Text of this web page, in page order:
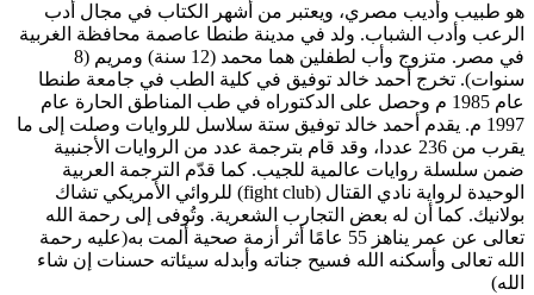
هو طبيب وأديب مصري، ويعتبر من أشهر الكتاب في مجال أدب
الرعب وأدب الشباب. ولد في مدينة طنطا عاصمة محافظة الغربية
في مصر. متزوج وأب لطفلين هما محمد (12 سنة) ومريم (8
سنوات). تخرج أحمد خالد توفيق في كلية الطب في جامعة طنطا
عام 1985 م وحصل على الدكتوراه في طب المناطق الحارة عام
1997 م. يقدم أحمد خالد توفيق ستة سلاسل للروايات وصلت إلى ما
يقرب من 236 عددا، وقد قام بترجمة عدد من الروايات الأجنبية
ضمن سلسلة روايات عالمية للجيب. كما قدّم الترجمة العربية
الوحيدة لرواية نادي القتال (fight club) للروائي الأمريكي تشاك
بولانيك. كما أن له بعض التجارب الشعرية. وتُوفى إلى رحمة الله
تعالى عن عمر يناهز 55 عامًا أثر أزمة صحية ألمت به(عليه رحمة
الله تعالى وأسكنه الله فسيح جناته وأبدله سيئاته حسنات إن شاء
الله)